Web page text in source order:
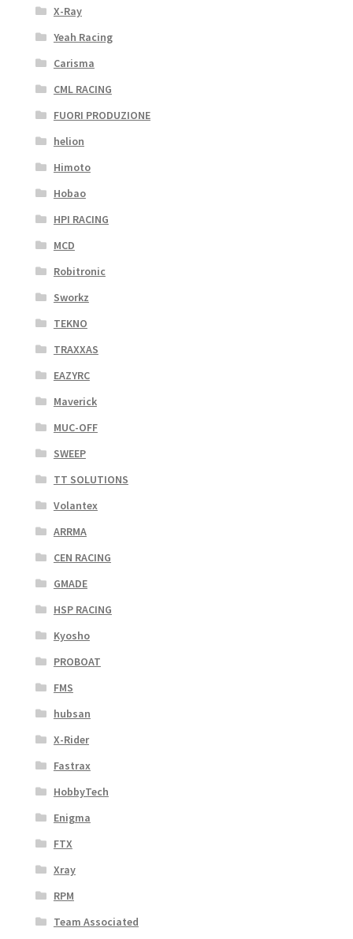
X-Ray
Yeah Racing
Carisma
CML RACING
FUORI PRODUZIONE
helion
Himoto
Hobao
HPI RACING
MCD
Robitronic
Sworkz
TEKNO
TRAXXAS
EAZYRC
Maverick
MUC-OFF
SWEEP
TT SOLUTIONS
Volantex
ARRMA
CEN RACING
GMADE
HSP RACING
Kyosho
PROBOAT
FMS
hubsan
X-Rider
Fastrax
HobbyTech
Enigma
FTX
Xray
RPM
Team Associated